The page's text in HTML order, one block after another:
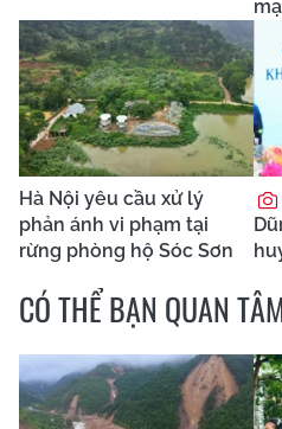
Hà Nội yêu cầu xử lý
phản ánh vi phạm tại
rừng phòng hộ Sóc Sơn
CÓ THỂ BẠN QUAN